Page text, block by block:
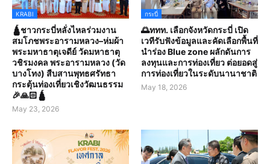
KRABI
🛕ชาวกระบี่หลั่งไหลร่วมงาน
สมโภชพระอารามหลวง–ห่มผ้า
พระมหาธาตุเจดีย์ วัดมหาธาตุ
วชิรมงคล พระอารามหลวง (วัด
บางโทง) สืบสานพุทธศรัทธา
กระตุ้นท่องเที่ยวเชิงวัฒนธรรม
🎉🙏🏻🛕
May 23, 2026
กระบี่
🌅ททท. เลือกจังหวัดกระบี่ เปิด
เวทีรับฟังข้อมูลและคัดเลือกพื้นที่
นำร่อง Blue zone ผลักดันการ
ลงทุนและการท่องเที่ยว ต่อยอดสู่
การท่องเที่ยวในระดับนานาชาติ
May 18, 2026